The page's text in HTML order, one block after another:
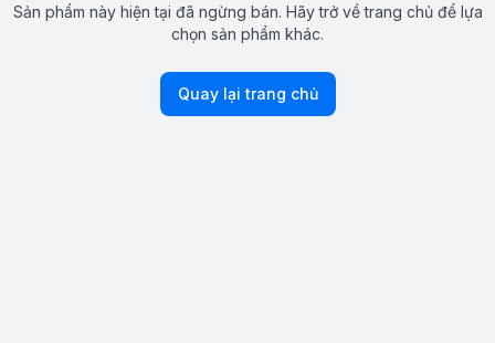
Sản phẩm này hiện tại đã ngừng bán. Hãy trở về trang chủ để lựa
chọn sản phẩm khác.
Quay lại trang chủ